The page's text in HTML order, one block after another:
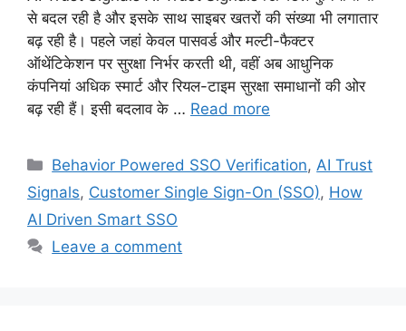
से बदल रही है और इसके साथ साइबर खतरों की संख्या भी लगातार
बढ़ रही है। पहले जहां केवल पासवर्ड और मल्टी-फैक्टर
ऑथेंटिकेशन पर सुरक्षा निर्भर करती थी, वहीं अब आधुनिक
कंपनियां अधिक स्मार्ट और रियल-टाइम सुरक्षा समाधानों की ओर
बढ़ रही हैं। इसी बदलाव के … Read more
Categories
Behavior Powered SSO Verification, AI Trust
Signals, Customer Single Sign-On (SSO), How
AI Driven Smart SSO
Leave a comment